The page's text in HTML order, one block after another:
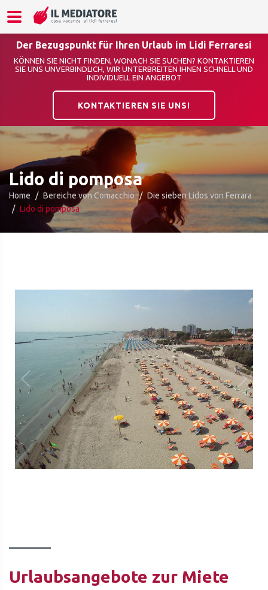
Der Bezugspunkt für Ihren Urlaub im Lidi Ferraresi
KÖNNEN SIE NICHT FINDEN, WONACH SIE SUCHEN? KONTAKTIEREN
SIE UNS UNVERBINDLICH, WIR UNTERBREITEN IHNEN SCHNELL UND
INDIVIDUELL EIN ANGEBOT
KONTAKTIEREN SIE UNS!
Lido di pomposa
Home Bereiche von Comacchio
Die sieben Lidos von Ferrara
Lido di pomposa
Urlaubsangebote zur Miete